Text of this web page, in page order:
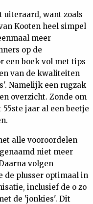
uiteraard, want zoals
Kooten heel simpel
meer
op de
een boek vol met tips
van de kwaliteiten
Namelijk een rugzak
overzicht. Zonde om
jaar al een beetje
alle vooroordelen
niet meer
volgen
de plusser optimaal in
inclusief de o zo
de 'jonkies'. Dit